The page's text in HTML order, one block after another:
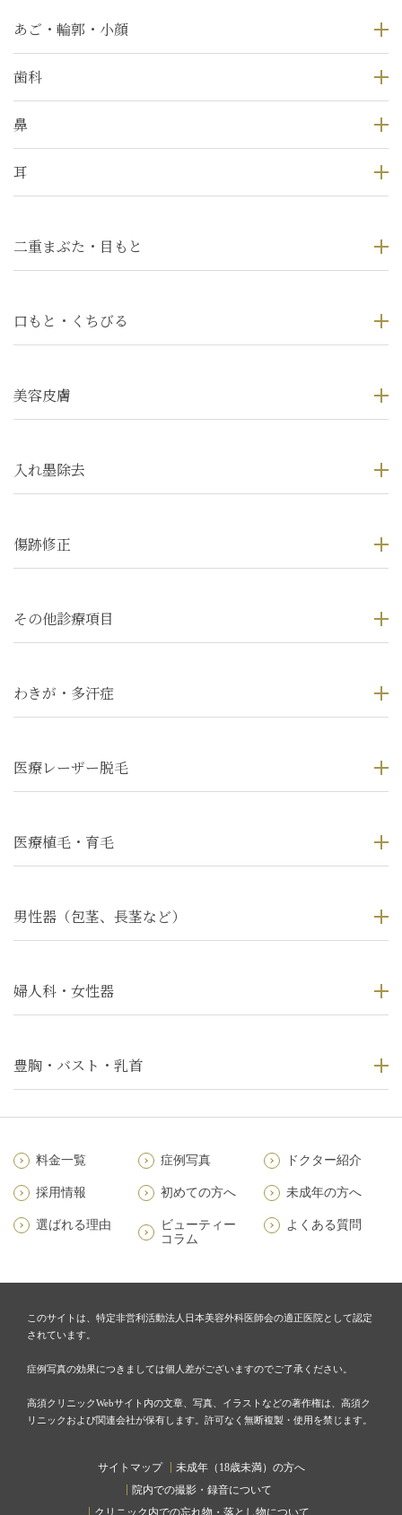
あご・輪郭・小顔
歯科
鼻
耳
二重まぶた・目もと
口もと・くちびる
美容皮膚
入れ墨除去
傷跡修正
その他診療項目
わきが・多汗症
医療レーザー脱毛
医療植毛・育毛
男性器（包茎、長茎など）
婦人科・女性器
豊胸・バスト・乳首
料金一覧 症例写真 ドクター紹介
採用情報 初めての方へ 未成年の方へ
選ばれる理由
ビューティー
コラム
よくある質問
このサイトは、特定非営利活動法人日本美容外科医師会の適正医院として認定
されています。
症例写真の効果につきましては個人差がございますのでご了承ください。
高須クリニックWebサイト内の文章、写真、イラストなどの著作権は、高須ク
リニックおよび関連会社が保有します。許可なく無断複製・使用を禁じます。
サイトマップ
未成年（18歳未満）の方へ
院内での撮影・録音について
クリニック内での忘れ物・落とし物について